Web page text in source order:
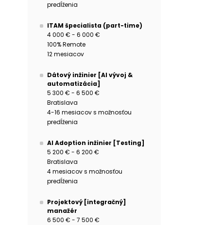
predĺženia
ITAM špecialista (part-time)
4 000 € - 6 000 €
100% Remote
12 mesiacov
Dátový inžinier [AI vývoj &
automatizácia]
5 300 € - 6 500 €
Bratislava
4-16 mesiacov s možnosťou
predĺženia
AI Adoption inžinier [Testing]
5 200 € - 6 200 €
Bratislava
4 mesiacov s možnosťou
predĺženia
Projektový [integračný]
manažér
6 500 € - 7 500 €